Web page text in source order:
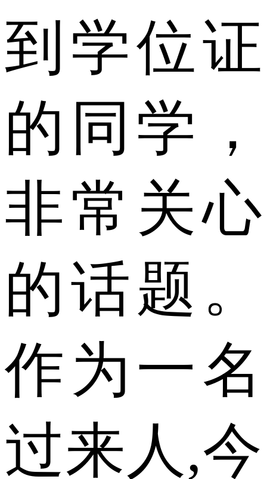
到学位证
的同学，
非常关心
的话题。
作为一名
过来人,今